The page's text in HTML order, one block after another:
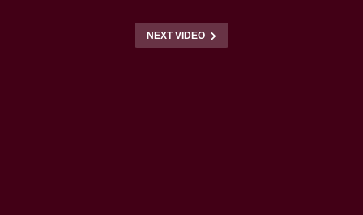
NEXT VIDEO